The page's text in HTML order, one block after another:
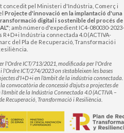
concedit pel Ministeri d'Indústria, Comerç i
Projecte d'innovació en la implantació d'una
digital i sostenible del procés de
; amb número d'expedient IC4-080030-2023-
Indústria connectada 4.0 (ACTIVA-
del Pla de Recuperació, Transformació i
l'Ordre ICT/713/2021, modificada per l'Ordre
ICT/274/2023 on s'estableixen les bases
d'I+D+i en l'àmbit de la indústria connectada.
convocatòria de concessió d'ajuts a projectes de
de la Indústria Connectada 4.0 (ACTIVA –
Recuperació, Transformació i Resiliència.